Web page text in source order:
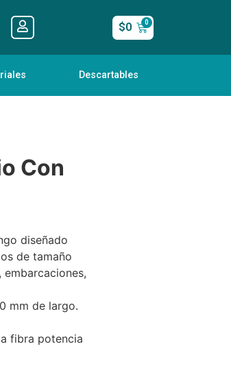
$0
Descartables
Con
diseñado
de tamaño
mm de largo.
fibra potencia